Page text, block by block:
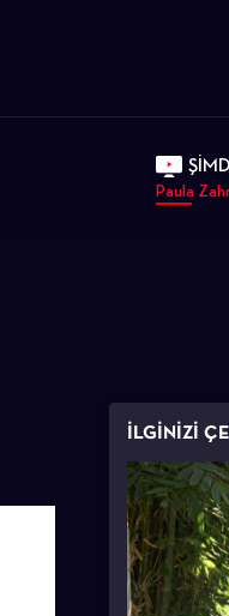
Paula
İLGİNİZİ